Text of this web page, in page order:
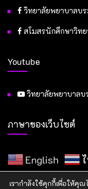
วิทยาลัยพยาบาลบ
สโมสรนักศึกษาวิท
Youtube
วิทยาลัยพยาบาล
ภาษาของเว็บไซต์
English
เรากำลังใช้คุกกี้เพื่อให้คุ